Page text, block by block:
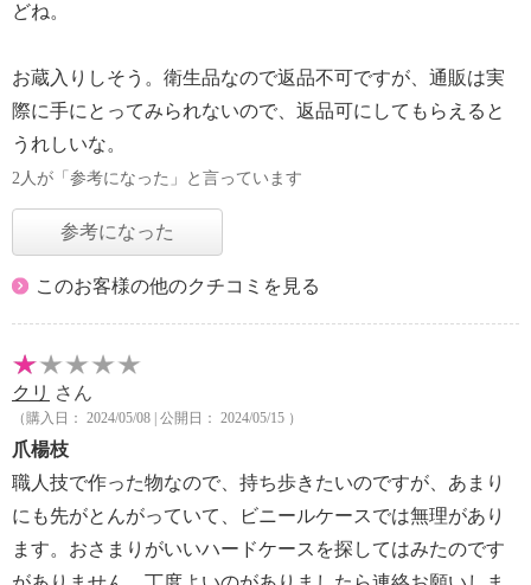
どね。
お蔵入りしそう。衛生品なので返品不可ですが、通販は実
際に手にとってみられないので、返品可にしてもらえると
うれしいな。
2人が「参考になった」と言っています
参考になった
このお客様の他のクチコミを見る
クリ さん
（購入日： 2024/05/08 | 公開日： 2024/05/15 ）
爪楊枝
職人技で作った物なので、持ち歩きたいのですが、あまり
にも先がとんがっていて、ビニールケースでは無理があり
ます。おさまりがいいハードケースを探してはみたのです